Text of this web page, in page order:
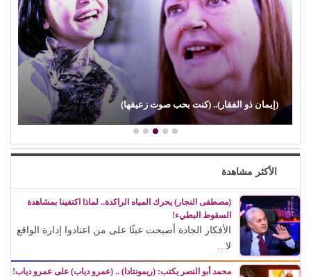
(إيمان ذو الفقار).. (كنت بحب صوت زعيقها)
الأكثر مشاهدة
(مصطفى النجار) يحرك المياه الراكدة.. لماذا اكتفينا بمشاهدة
السقوط البطيء!
الأفكار الجادة أصبحت عبئًا على من اعتادوا إدارة الواقع
لا...
محمد أبو النصر يكتب: (ريمونتادا) .. (عمرو دياب) على عمرو دياب!